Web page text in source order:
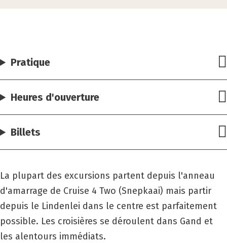
Pratique
Heures d'ouverture
Billets
La plupart des excursions partent depuis l'anneau
d'amarrage de Cruise 4 Two (Snepkaai) mais partir
depuis le Lindenlei dans le centre est parfaitement
possible. Les croisières se déroulent dans Gand et
les alentours immédiats.